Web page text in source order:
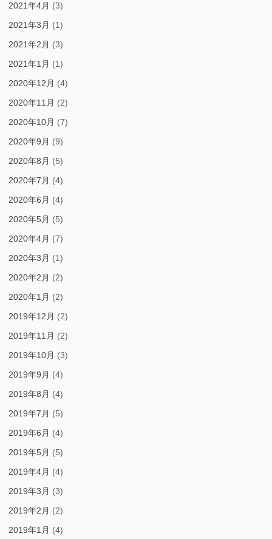
2021年4月 (3)
2021年3月 (1)
2021年2月 (3)
2021年1月 (1)
2020年12月 (4)
2020年11月 (2)
2020年10月 (7)
2020年9月 (9)
2020年8月 (5)
2020年7月 (4)
2020年6月 (4)
2020年5月 (5)
2020年4月 (7)
2020年3月 (1)
2020年2月 (2)
2020年1月 (2)
2019年12月 (2)
2019年11月 (2)
2019年10月 (3)
2019年9月 (4)
2019年8月 (4)
2019年7月 (5)
2019年6月 (4)
2019年5月 (5)
2019年4月 (4)
2019年3月 (3)
2019年2月 (2)
2019年1月 (4)